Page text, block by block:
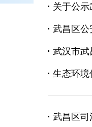
关于公示
武昌区公
武汉市武
生态环境
武昌区司